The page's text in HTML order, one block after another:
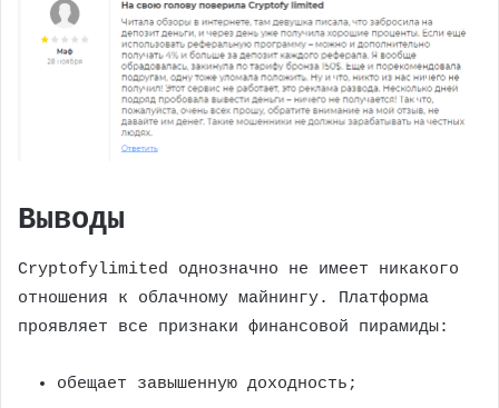
Выводы
Cryptofylimited однозначно не имеет никакого
отношения к облачному майнингу. Платформа
проявляет все признаки финансовой пирамиды:
обещает завышенную доходность;